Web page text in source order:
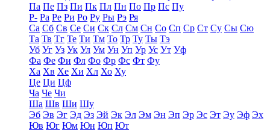
Па Пе Пз Пи Пк Пл Пн По Пр Пс Пу
Р- Ра Ре Ри Ро Ру Ры Рэ Ря
Са Сб Св Се Си Ск Сл См Сн Со Сп Ср Ст Су Сы Сю
Та Тв Тг Те Ти Тм То Тр Ту Ты Тэ
Уб Уг Уз Ук Ул Ум Ун Уп Ур Ус Ут Уф
Фа Фе Фи Фл Фо Фр Фс Фт Фу
Ха Хв Хе Хи Хл Хо Ху
Це Ци Цф
Ча Че Чи
Ша Шв Ши Шу
Эб Эв Эг Эд Эз Эй Эк Эл Эм Эн Эп Эр Эс Эт Эу Эф Эх
Юв Юг Юм Юн Юп Ют